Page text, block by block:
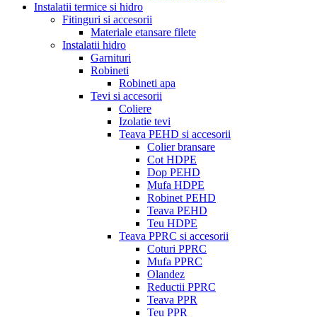
Instalatii termice si hidro
Fitinguri si accesorii
Materiale etansare filete
Instalatii hidro
Garnituri
Robineti
Robineti apa
Tevi si accesorii
Coliere
Izolatie tevi
Teava PEHD si accesorii
Colier bransare
Cot HDPE
Dop PEHD
Mufa HDPE
Robinet PEHD
Teava PEHD
Teu HDPE
Teava PPRC si accesorii
Coturi PPRC
Mufa PPRC
Olandez
Reductii PPRC
Teava PPR
Teu PPR